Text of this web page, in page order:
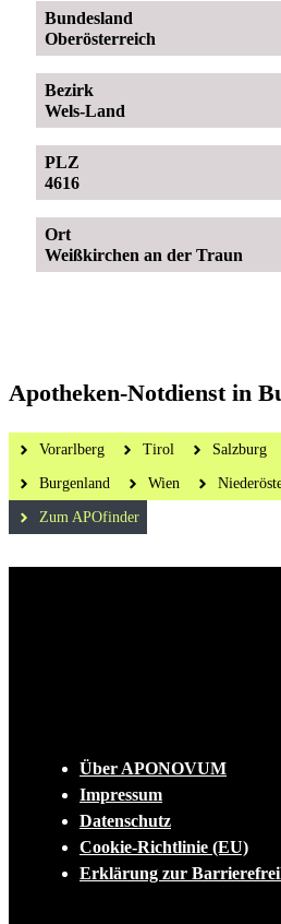
Bundesland
Oberösterreich
Bezirk
Wels-Land
PLZ
4616
Ort
Weißkirchen an der Traun
Apotheken-Notdienst in
Vorarlberg Tirol Salzburg
Burgenland Wien
Zum APOfinder
Über APONOVUM
Impressum
Datenschutz
Cookie-Richtlinie (EU)
Erklärung zur